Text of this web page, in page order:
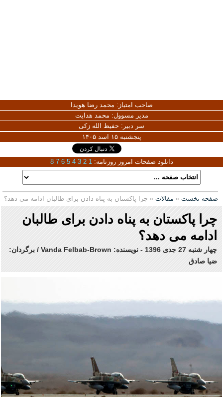
صاحب امتیاز: محمد رضا هویدا
مدیر مسوول: محمد هدایت
سر دبیر: حفیظ الله زکی
پنجشنبه ۱۵ اسد ۱۴۰۵
دانلود صفحات امروز روزنامه: 1
2
3
4
5
6
7
8
صفحه نخست » مقالات » چرا پاکستان به پناه دادن برای طالبان ادامه می دهد؟
چرا پاکستان به پناه دادن برای طالبان
ادامه می دهد؟
چهار شنبه 27 جدی 1396 -
نویسنده: Vanda Felbab-Brown / برگردان:
ضیا صادق